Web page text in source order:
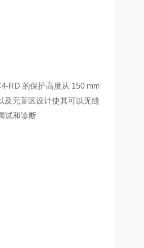
RD 的保护高度从 150 mm
及无盲区设计使其可以无缝
试和诊断